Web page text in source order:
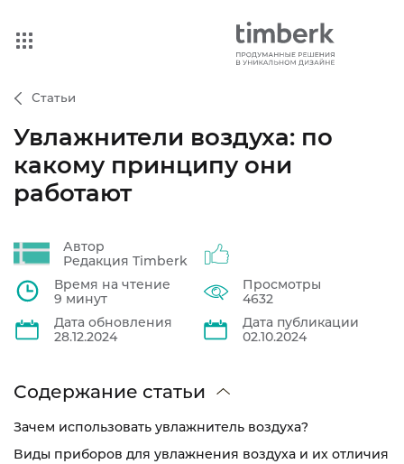
Статьи
Увлажнители воздуха: по
какому принципу они
работают
Автор
Редакция Timberk
Время на чтение
9 минут
Просмотры
4632
Дата обновления
28.12.2024
Дата публикации
02.10.2024
Содержание статьи
Зачем использовать увлажнитель воздуха?
Виды приборов для увлажнения воздуха и их отличия